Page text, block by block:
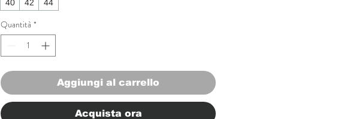
40 42 44
Quantità *
Aggiungi al carrello
Acquista ora